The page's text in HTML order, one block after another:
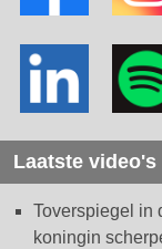
Laatste video's
Toverspiegel in
koningin